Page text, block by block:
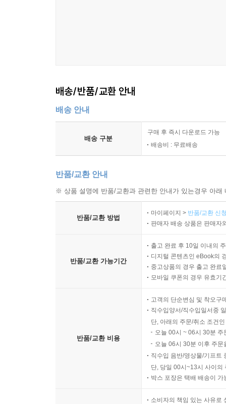
09 성장지표를 넘어선 삶의 질 지표
맺는말 덫을 넘어, 전환의 문턱을 넘어서
참고문헌
배송/반품/교환 안내
배송 안내
배송 구분
구매 후 즉시 다운로드 가능
배송비 : 무료배송
반품/교환 안내
※ 상품 설명에 반품/교환과 관련한 안내가 있는경우 아
반품/교환 방법
마이페이지 > 반품/교환 신
판매자 배송 상품은 판매자
반품/교환 가능기간
출고 완료 후 10일 이내의
디지털 콘텐츠인 eBook의
중고상품의 경우 출고 완료
모바일 쿠폰의 경우 유효기
반품/교환 비용
고객의 단순변심 및 착오구
직수입양서/직수입일서중
단, 아래의 주문/취소 조건
오늘 00시 ~ 06시 30분
오늘 06시 30분 이후 주
직수입 음반/영상물/기프트
단, 당일 00시~13시 사이의
박스 포장은 택배 배송이
소비자의 책임 있는 사유로